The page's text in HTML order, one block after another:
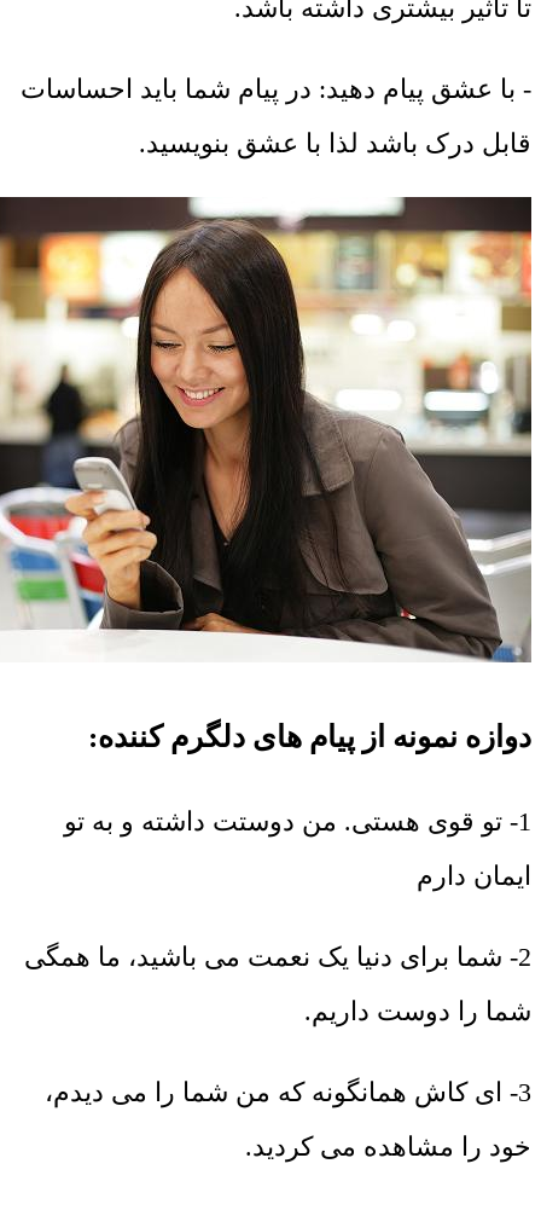
تا تاثیر بیشتری داشته باشد.
- با عشق پیام دهید: در پیام شما باید احساسات
قابل درک باشد لذا با عشق بنویسید.
دوازه نمونه از پیام های دلگرم کننده:
1- تو قوی هستی. من دوستت داشته و به تو
ایمان دارم
2- شما برای دنیا یک نعمت می باشید، ما همگی
شما را دوست داریم.
3- ای کاش همانگونه که من شما را می دیدم،
خود را مشاهده می کردید.